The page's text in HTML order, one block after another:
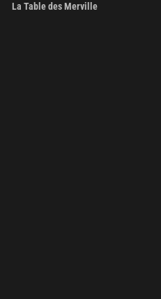
La Table des Merville